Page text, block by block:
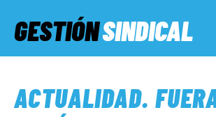
GESTIÓNSINDICAL
ACTUALIDAD.